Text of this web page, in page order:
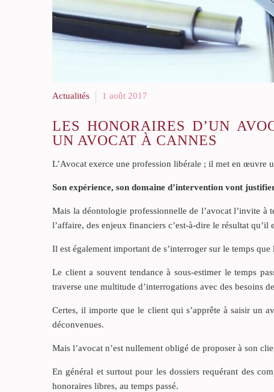
Actualités 1 août 2017
LES HONORAIRES D’UN
UN AVOCAT À CANNES
L’Avocat exerce une profession libérale ; il met en œuvre
Son expérience, son domaine d’intervention vont
Mais la déontologie professionnelle de l’avocat l’invite
l’affaire, des enjeux financiers c’est-à-dire le résultat
Il est également important de s’interroger sur le temps
Le client a souvent tendance à sous-estimer le temps
traverse une multitude d’interrogations avec des besoins
Certes, il importe que le client qui s’apprête à saisir un
déconvenues.
Mais l’avocat n’est nullement obligé de proposer à son
En général et surtout pour les dossiers requérant des
honoraires libres, au temps passé.